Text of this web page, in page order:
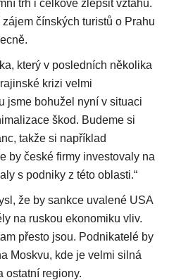
trh i celkově zlepšit vztahů.
čínských turistů o Prahu
který v posledních několika
krizi velmi
jsme bohužel nyní v situaci
škod. Budeme si
takže si například
by české firmy investovaly na
s podniky z této oblasti.“
že by sankce uvalené USA
na ruskou ekonomiku vliv.
přesto jsou. Podnikatelé by
Moskvu, kde je velmi silná
ostatní regiony.